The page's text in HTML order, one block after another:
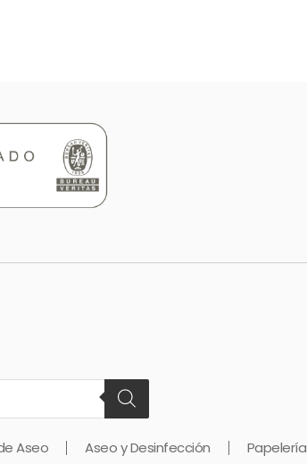
Aseo Aseo y Desinfección Papelería